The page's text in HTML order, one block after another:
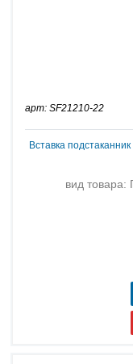
арт: SF21210-22
Вставка
вид товара: